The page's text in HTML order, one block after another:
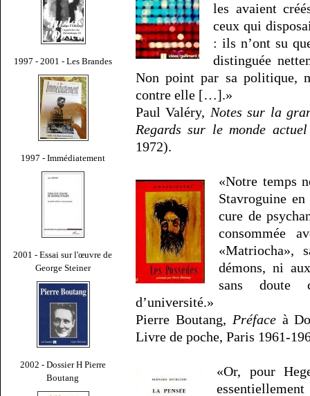
1997 - 2001 - Les Brandes
1997 - Immédiatement
2001 - Essai sur l'œuvre de
George Steiner
2002 - Dossier H Pierre
Boutang
les avaient
ceux qui
: ils n’ont su
distinguée
Non point par sa politique,
contre elle […].»
Paul Valéry, Notes sur la
Regards sur le monde actuel
1972).
«Notre temps
Stavroguine
cure de
consommée
«Matriocha»,
démons, ni
sans doute
d’université.»
Pierre Boutang, Préfaceà
Livre de poche, Paris 1961-
«Or, pour